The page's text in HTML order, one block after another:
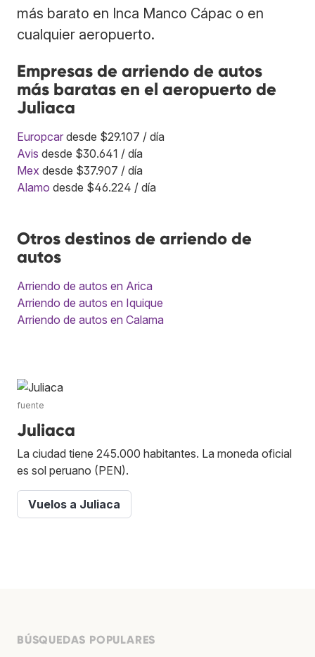
más barato en Inca Manco Cápac o en
cualquier aeropuerto.
Empresas de arriendo de autos
más baratas en el aeropuerto de
Juliaca
Europcar desde $29.107 / día
Avis desde $30.641 / día
Mex desde $37.907 / día
Alamo desde $46.224 / día
Otros destinos de arriendo de
autos
Arriendo de autos en Arica
Arriendo de autos en Iquique
Arriendo de autos en Calama
fuente
Juliaca
La ciudad tiene 245.000 habitantes. La moneda oficial
es sol peruano (PEN).
Vuelos a Juliaca
BÚSQUEDAS POPULARES